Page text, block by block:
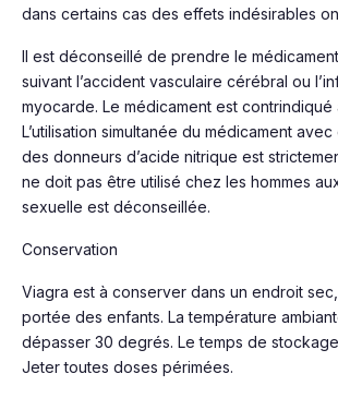
dans certains cas des effets indésirables
Il est déconseillé de prendre le
suivant l’accident vasculaire cérébral ou
myocarde. Le médicament est contrindiqué
L’utilisation simultanée du médicament
des donneurs d’acide nitrique est
ne doit pas être utilisé chez les hommes
sexuelle est déconseillée.
Conservation
Viagra est à conserver dans un endroit
portée des enfants. La température
dépasser 30 degrés. Le temps de
Jeter toutes doses périmées.